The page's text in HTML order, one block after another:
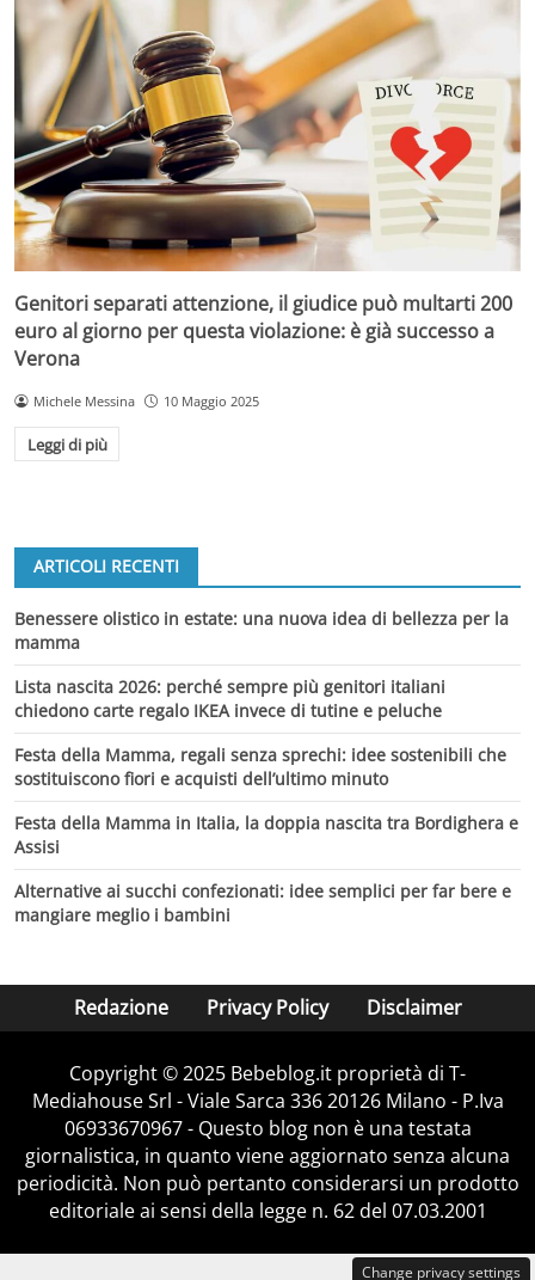
Genitori separati attenzione, il giudice può multarti 200
euro al giorno per questa violazione: è già successo a
Verona
Michele Messina 10 Maggio 2025
Leggi di più
ARTICOLI RECENTI
Benessere olistico in estate: una nuova idea di bellezza per la
mamma
Lista nascita 2026: perché sempre più genitori italiani
chiedono carte regalo IKEA invece di tutine e peluche
Festa della Mamma, regali senza sprechi: idee sostenibili che
sostituiscono fiori e acquisti dell’ultimo minuto
Festa della Mamma in Italia, la doppia nascita tra Bordighera e
Assisi
Alternative ai succhi confezionati: idee semplici per far bere e
mangiare meglio i bambini
Redazione Privacy Policy Disclaimer
Copyright © 2025 Bebeblog.it proprietà di T-
Mediahouse Srl - Viale Sarca 336 20126 Milano - P.Iva
06933670967 - Questo blog non è una testata
giornalistica, in quanto viene aggiornato senza alcuna
periodicità. Non può pertanto considerarsi un prodotto
editoriale ai sensi della legge n. 62 del 07.03.2001
Change privacy settings